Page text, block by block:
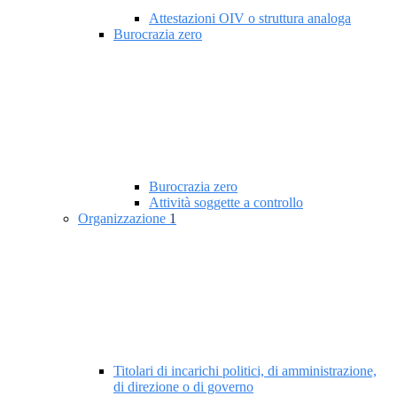
Attestazioni OIV o struttura analoga
Burocrazia zero
Burocrazia zero
Attività soggette a controllo
Organizzazione 1
Titolari di incarichi politici, di amministrazione,
di direzione o di governo